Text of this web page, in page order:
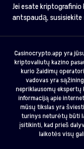
Jei esate
antspaudą, susisiekite
Casinocrypto.app yra
kriptovaliutų kazino
kurio žaidimų
vadovas yra
nepriklausomų
informaciją apie
mūsų tikslas yra
turinys neturėtų būti
įsitikinti, kad prieš
laikotės visų